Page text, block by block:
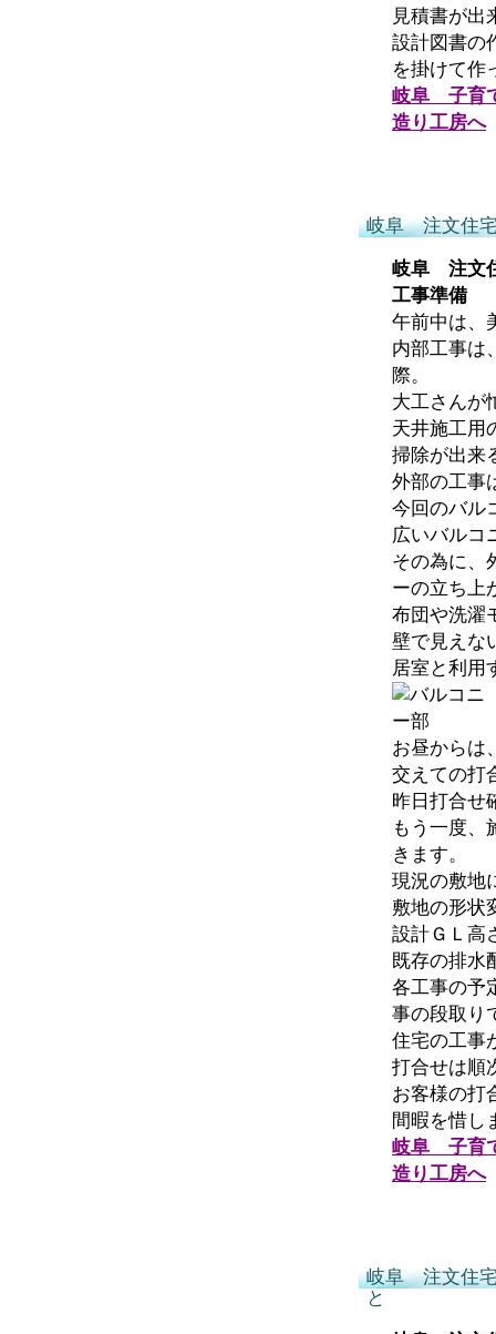
見積書が出
設計図書の
を掛けて作
岐阜 子育
造り工房へ
岐阜 注文住
岐阜 注文
工事準備
午前中は、
内部工事は
際。
大工さんが
天井施工用
掃除が出来
外部の工事
今回のバル
広いバルコ
その為に、
ーの立ち上
布団や洗濯
壁で見えな
居室と利用
お昼からは
交えての打
昨日打合せ
もう一度、
きます。
現況の敷地
敷地の形状
設計ＧＬ高
既存の排水
各工事の予
事の段取り
住宅の工事
打合せは順
お客様の打
間暇を惜し
岐阜 子育
造り工房へ
岐阜 注文住
と